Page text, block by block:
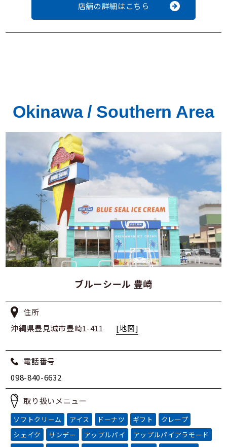
店舗の詳細はこちら
Okinawa / Southern Area
ブルーシール 豊崎
住所
沖縄県豊見城市豊崎1-411
[地図]
電話番号
098-840-6632
取り扱いメニュー
ソフトクリーム アイス ドーナツ ギフト
クレープ
シェイク
サンデー アップルパイ
アップルパイアラモード